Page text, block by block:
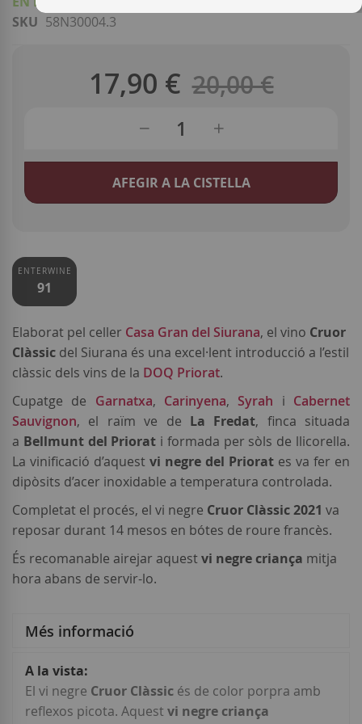
SKU 58N30004.3
Special
17,90 € Regular
20,00 €
AFEGIR A LA CISTELLA
ENTERWINE
91
Elaborat pel celler Casa Gran del Siurana, el vino Cruor
Clàssic del Siurana és una excel·lent introducció a l’estil
clàssic dels vins de la DOQ Priorat.
Cupatge de Garnatxa, Carinyena,Syrah i Cabernet
Sauvignon, el raïm ve de La Fredat, finca situada
a Bellmunt del Priorat i formada per sòls de llicorella.
La vinificació d’aquest vi negre del Priorat es va fer en
dipòsits d’acer inoxidable a temperatura controlada.
Completat el procés, el vi negre Cruor Clàssic 2021 va
reposar durant 14 mesos en bótes de roure francès.
És recomanable airejar aquestvi negre criança mitja
hora abans de servir-lo.
Més informació
Més
informació
El vi negre Cruor Clàssic és de color porpra amb
reflexos picota. Aquest vi negre criança